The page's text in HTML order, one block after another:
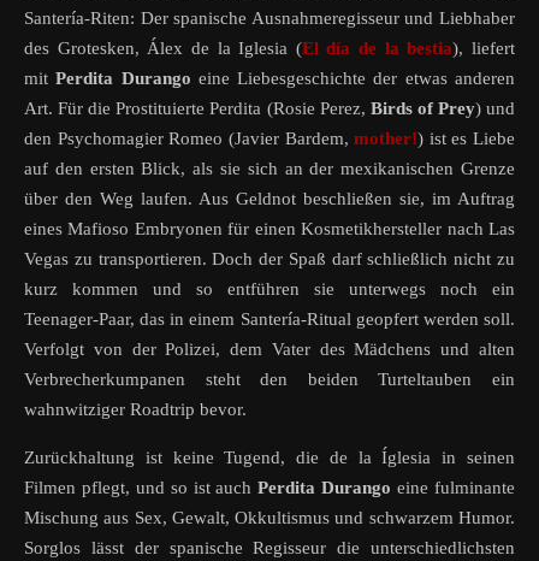
Santería-Riten: Der spanische Ausnahmeregisseur und Liebhaber
des Grotesken, Álex de la Iglesia (El día de la bestia), liefert
mitPerdita Durango eine Liebesgeschichte der etwas anderen
Art. Für die Prostituierte Perdita (Rosie Perez, Birds of Prey) und
den Psychomagier Romeo (Javier Bardem,mother!) ist es Liebe
auf den ersten Blick, als sie sich an der mexikanischen Grenze
über den Weg laufen. Aus Geldnot beschließen sie, im Auftrag
eines Mafioso Embryonen für einen Kosmetikhersteller nach Las
Vegas zu transportieren. Doch der Spaß darf schließlich nicht zu
kurz kommen und so entführen sie unterwegs noch ein
Teenager-Paar, das in einem Santería-Ritual geopfert werden soll.
Verfolgt von der Polizei, dem Vater des Mädchens und alten
Verbrecherkumpanen steht den beiden Turteltauben ein
wahnwitziger Roadtrip bevor.
Zurückhaltung ist keine Tugend, die de la Íglesia in seinen
Filmen pflegt, und so ist auchPerdita Durangoeine fulminante
Mischung aus Sex, Gewalt, Okkultismus und schwarzem Humor.
Sorglos lässt der spanische Regisseur die unterschiedlichsten